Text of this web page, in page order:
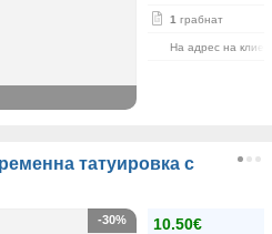
1 грабнат
На адрес на
татуировка с
10.50€
-30%